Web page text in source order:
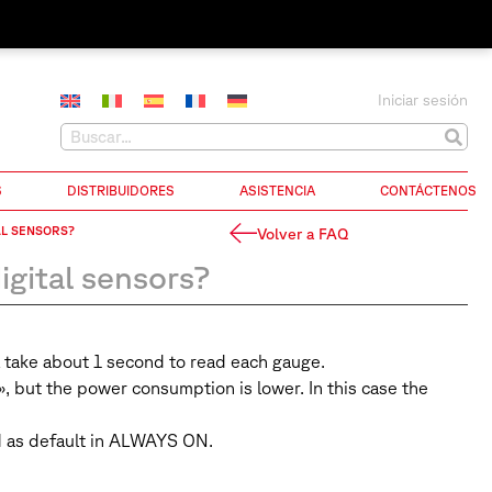
Iniciar sesión
DISTRIBUIDORES ASISTENCIA CONTÁCTENOS
SENSORS? Volver a FAQ
sensors?
about 1 second to read each gauge.
but the power consumption is lower. In this case the
default in ALWAYS ON.